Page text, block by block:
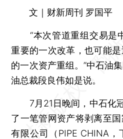
文｜财新周刊 罗国平
“本次管道重组交易是
重要的一次改革，也可能
的一次资产重组。”中石油
油总裁段良伟如是说。
7月21日晚间，中石化
了一笔管网资产将剥离至
有限公司（PIPE CHINA，